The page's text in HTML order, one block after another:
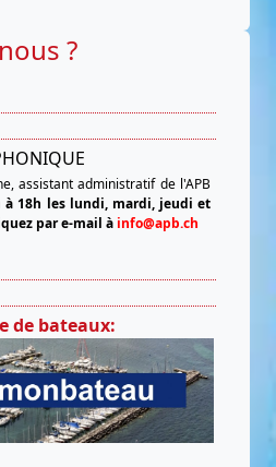
?
assistant administratif de l'APB
à 18h les lundi, mardi, jeudi et
par e-mail à info@apb.ch
de bateaux: